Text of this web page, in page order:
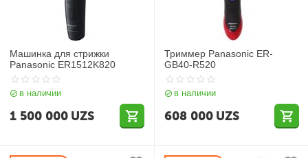
Машинка для стрижки
Panasonic ER1512K820
в наличии
1 500 000 UZS
Триммер Panasonic ER-
GB40-R520
в наличии
608 000 UZS